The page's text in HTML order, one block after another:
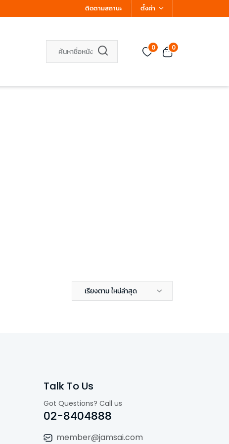
ติดตามสถานะ ตั้งค่า
0 0
เรียงตาม ใหม่ล่าสุด
Talk To Us
Got Questions? Call us
02-8404888
member@jamsai.com